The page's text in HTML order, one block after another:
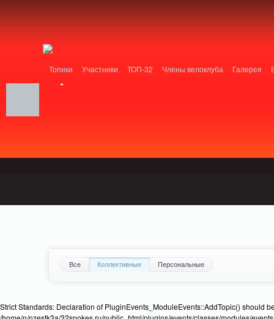
Топики Участники ТОП-32 Члены велоклуба Галерея
Все Коллективные Персональные
Strict Standards: Declaration of PluginEvents_ModuleEvents::AddTopic() should